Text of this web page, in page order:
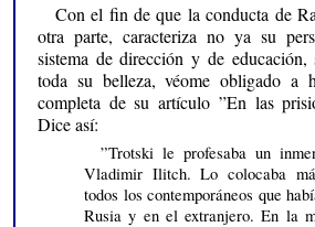
Con el fin de que la conducta de
otra parte, caracteriza no ya su
sistema de dirección y de educación,
toda su belleza, véome obligado a
completa de su artículo ”En las
Dice así:
”Trotski le profesaba un
Vladimir Ilitch. Lo colocaba
todos los contemporáneos que
Rusia y en el extranjero. En la